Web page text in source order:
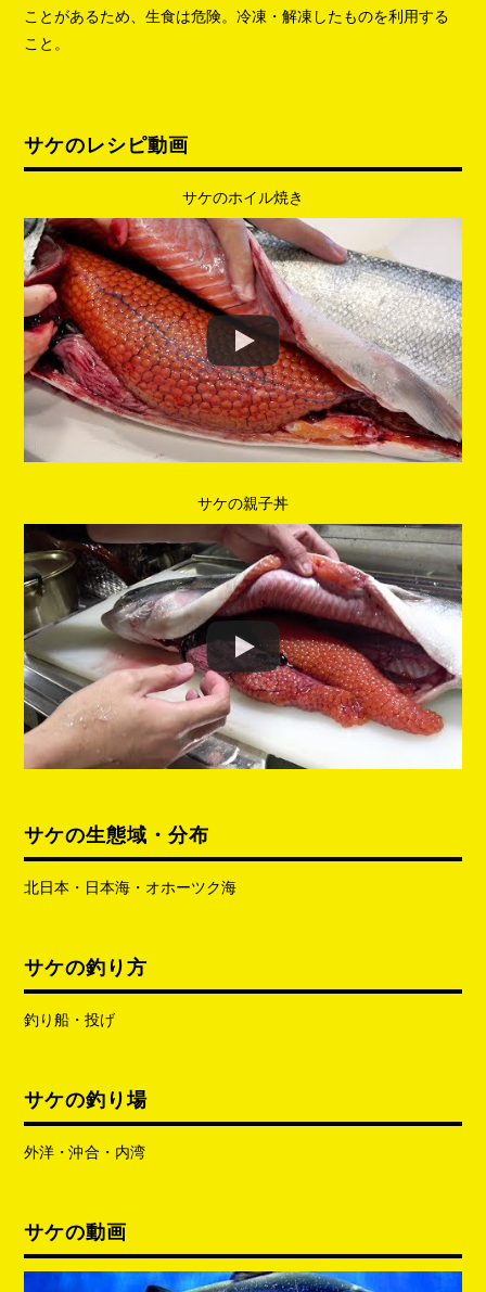
ことがあるため、生食は危険。冷凍・解凍したものを利用する
こと。
サケのレシピ動画
サケのホイル焼き
サケの親子丼
サケの生態域・分布
北日本・日本海・オホーツク海
サケの釣り方
釣り船・投げ
サケの釣り場
外洋・沖合・内湾
サケの動画